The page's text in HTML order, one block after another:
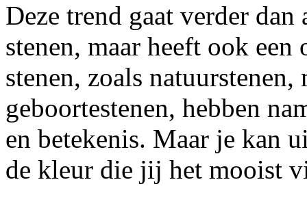
Deze trend gaat verder
stenen, maar heeft ook
stenen, zoals
geboortestenen, hebben
en betekenis. Maar je kan
de kleur die jij het mooist